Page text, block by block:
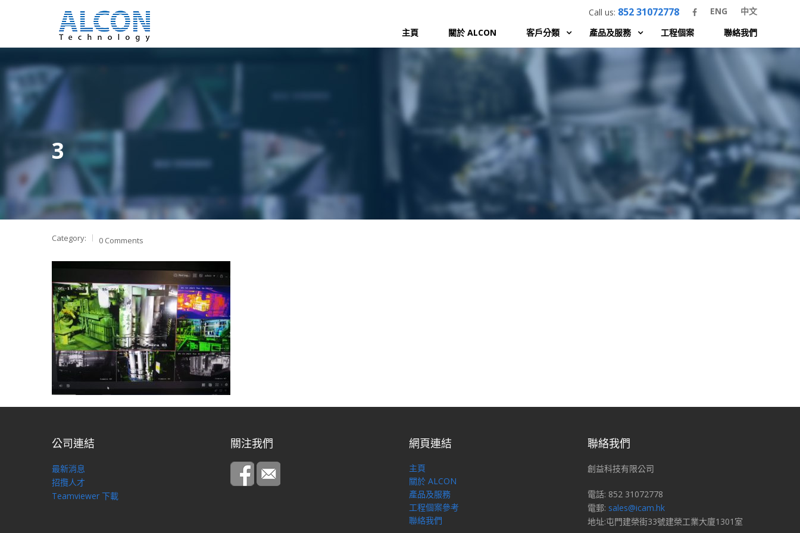
Call us: 852 31072778 ENG
中文
主頁
關於 ALCON 客戶分類 產品及服務 工程個案 聯絡我們
3
Category: 0 Comments
公司連結
最新消息
招攬人才
Teamviewer 下載
關注我們 網頁連結
主頁
關於 ALCON
產品及服務
工程個案參考
聯絡我們
聯絡我們
創益科技有限公司
電話: 852 31072778
電郵: sales@icam.hk
地址:屯門建榮街33號建榮工業大廈1301室